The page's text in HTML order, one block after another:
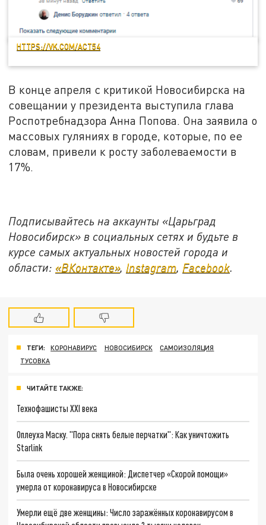
HTTPS://VK.COM/ACT54
В конце апреля с критикой Новосибирска на
совещании у президента выступила глава
Роспотребнадзора Анна Попова. Она заявила о
массовых гуляниях в городе, которые, по ее
словам, привели к росту заболеваемости в
17%.
Подписывайтесь на аккаунты «Царьград
Новосибирск» в социальных сетях и будьте в
курсе самых актуальных новостей города и
области: «ВКонтакте», Instagram, Facebook.
ТЕГИ: КОРОНАВИРУС НОВОСИБИРСК
САМОИЗОЛЯЦИЯ
ТУСОВКА
ЧИТАЙТЕ ТАКЖЕ:
Технофашисты XXI века
Оплеуха Маску. "Пора снять белые перчатки": Как уничтожить
Starlink
Была очень хорошей женщиной: Диспетчер «Скорой помощи»
умерла от коронавируса в Новосибирске
Умерли ещё две женщины: Число заражённых коронавирусом в